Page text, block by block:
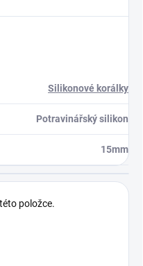
Silikonové korálky
Potravinářský silikon
15mm
položce.